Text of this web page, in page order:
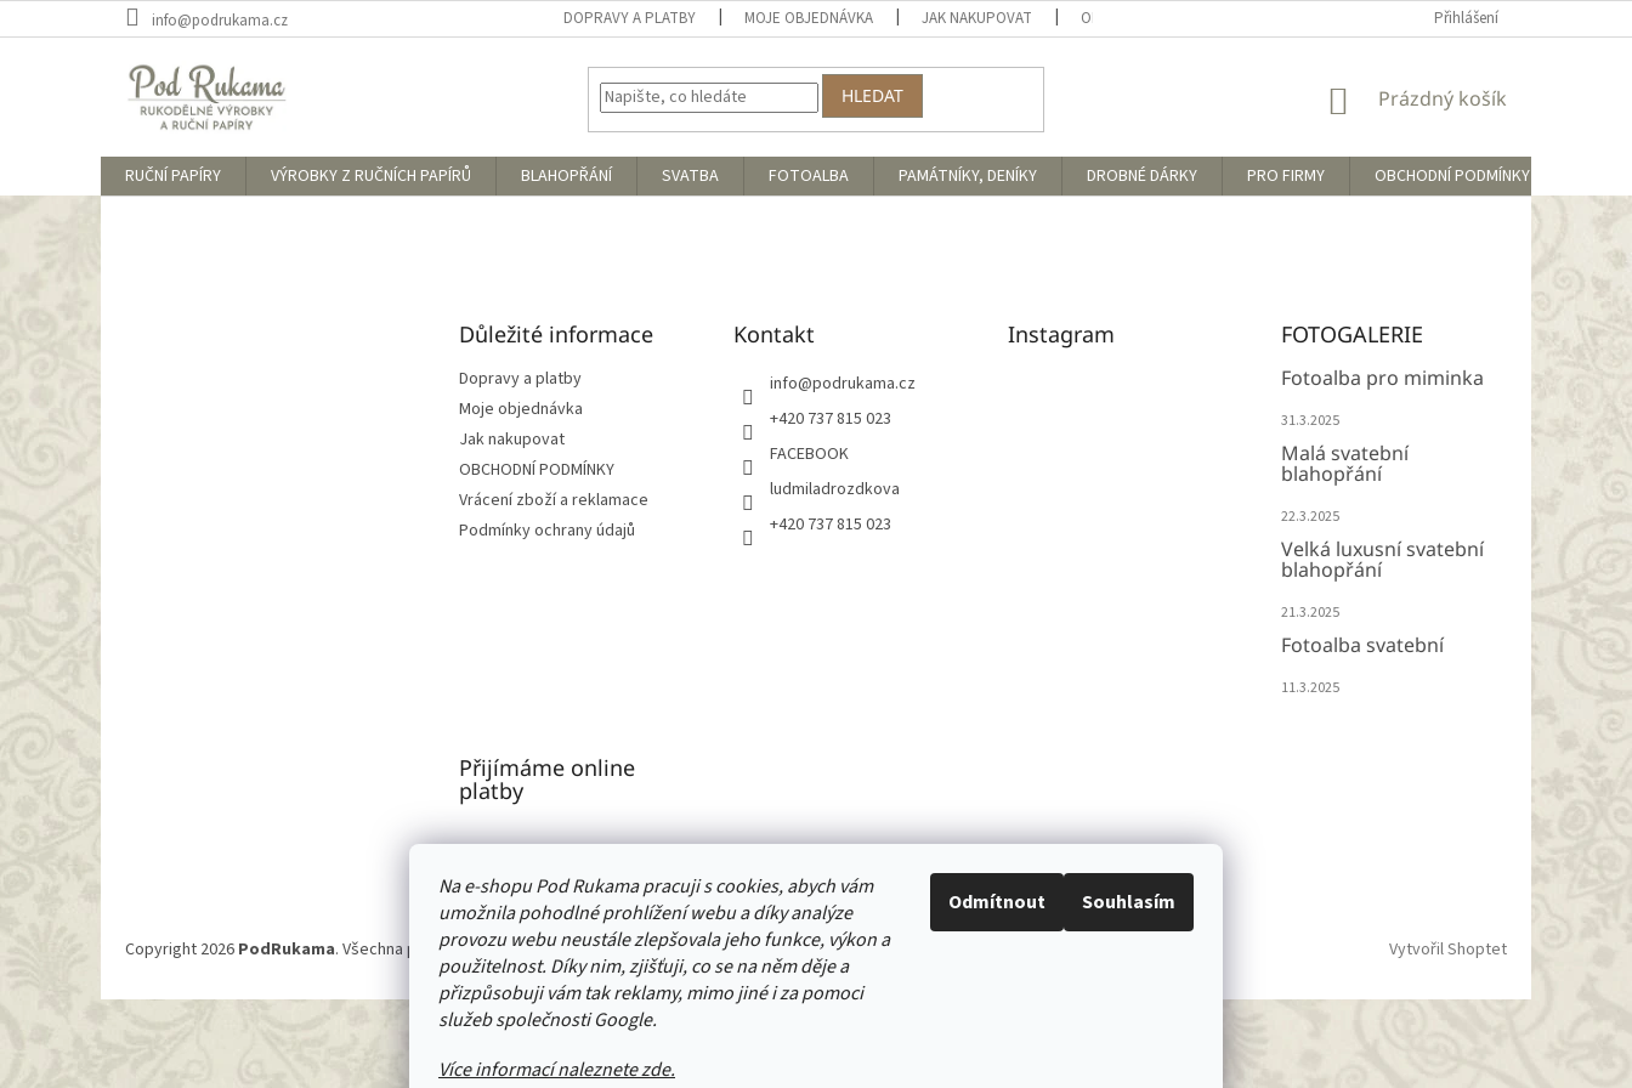
Na e-shopu Pod Rukama pracuji s cookies, abych vám
umožnila pohodlné prohlížení webu a díky analýze
provozu webu neustále zlepšovala jeho funkce, výkon a
použitelnost. Díky nim, zjišťuji, co se na něm děje a
přizpůsobuji vám tak reklamy, mimo jiné i za pomoci
služeb společnosti Google.
Více informací naleznete zde.
Odmítnout Souhlasím
na
info@podrukama.cz DOPRAVY A PLATBY MOJE OBJEDNÁVKA JAK NAKUPOVAT OBCHODNÍ PODMÍNKY VRÁCENÍ ZBOŽÍ A REKLAMACE
Přihlášení
HLEDAT
NÁKUPNÍ
Prázdný košík
RUČNÍ PAPÍRY VÝROBKY Z RUČNÍCH PAPÍRŮ BLAHOPŘÁNÍ SVATBA FOTOALBA PAMÁTNÍKY, DENÍKY DROBNÉ DÁRKY PRO FIRMY OBCHODNÍ PODMÍNKY
Důležité informace
Dopravy a platby
Moje objednávka
Jak nakupovat
OBCHODNÍ PODMÍNKY
Vrácení zboží a reklamace
Podmínky ochrany údajů
Kontakt
info@podrukama.cz
+420 737 815 023
FACEBOOK
ludmiladrozdkova
+420 737 815 023
Instagram FOTOGALERIE
Fotoalba pro miminka
31.3.2025
Malá svatební
blahopřání
22.3.2025
Velká luxusní svatební
blahopřání
21.3.2025
Fotoalba svatební
11.3.2025
Přijímáme online
platby
Vytvořil Shoptet
Copyright 2026 PodRukama. Všechna práva vyhrazena.Upravit nastavení cookies